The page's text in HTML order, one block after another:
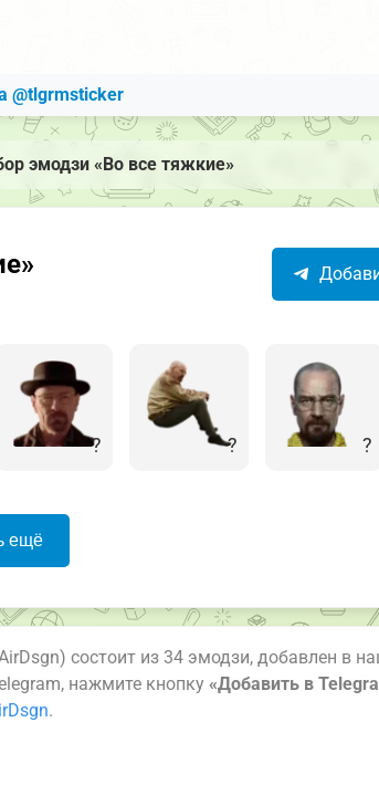
@tlgrmsticker
эмодзи «Во все тяжкие»
? ? ?
ещё
состоит из 34 эмодзи, добавлен в
нажмите кнопку «Добавить в
.